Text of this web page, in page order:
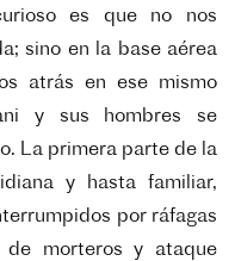
es que no nos
sino en la base aérea
atrás en ese mismo
y sus hombres se
La primera parte de la
y hasta familiar,
por ráfagas
de morteros y ataque